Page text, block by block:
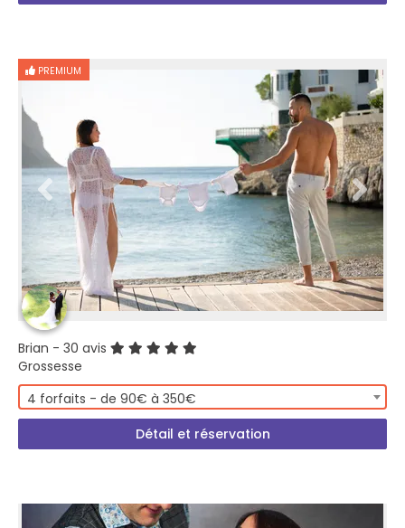
PREMIUM
Brian - 30 avis
Grossesse
4 forfaits - de 90€ à 350€
Détail et réservation